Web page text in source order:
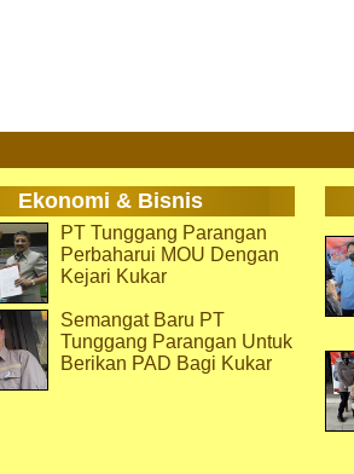
Ekonomi & Bisnis
PT Tunggang Parangan
Perbaharui MOU Dengan
Kejari Kukar
Semangat Baru PT
Tunggang Parangan Untuk
Berikan PAD Bagi Kukar